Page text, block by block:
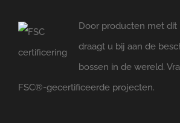
Door producten met dit
draagt u bij aan de
bossen in de wereld.
FSC®-gecertificeerde projecten.